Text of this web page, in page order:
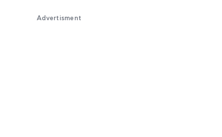
Advertisment